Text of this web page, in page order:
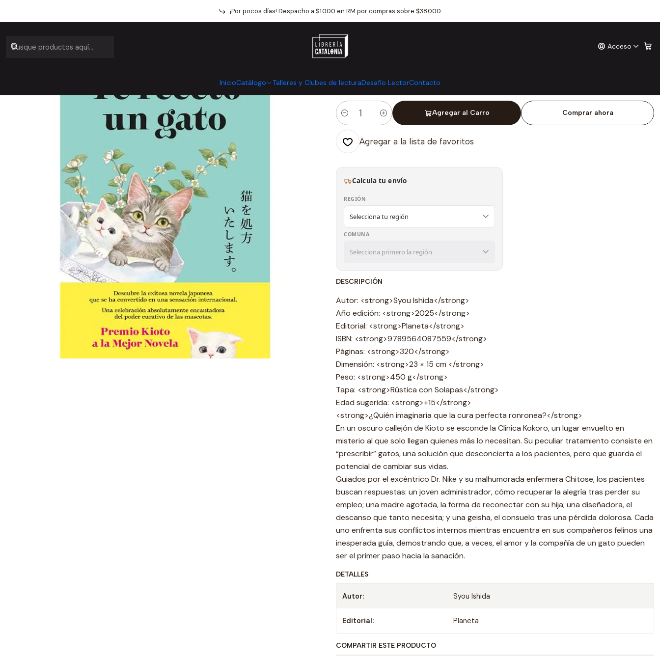
Acceso
InicioCatálogo Talleres y Clubes de lecturaDesafío LectorContacto
¡Por pocos días! Despacho a $1.000 en RM por compras sobre $38.000
Inicio Catálogo Narrativa Literatura Asiatica Te Receto Un Gato
|
Te Receto Un Gato
Mostrar stock de ubicaciones
Cantidad
Agregar al Carro Comprar ahora
Agregar a la lista de favoritos
Calcula tu envío
REGIÓN
COMUNA
DESCRIPCIÓN
Autor: <strong>Syou Ishida</strong>
Año edición: <strong>2025</strong>
Editorial: <strong>Planeta</strong>
ISBN: <strong>9789564087559</strong>
Páginas: <strong>320</strong>
Dimensión: <strong>23 × 15 cm </strong>
Peso: <strong>450 g</strong>
Tapa: <strong>Rústica con Solapas</strong>
Edad sugerida: <strong>+15</strong>
<strong>¿Quién imaginaría que la cura perfecta ronronea?</strong>
En un oscuro callejón de Kioto se esconde la Clínica Kokoro, un lugar envuelto en
misterio al que solo llegan quienes más lo necesitan. Su peculiar tratamiento consiste en
“prescribir” gatos, una solución que desconcierta a los pacientes, pero que guarda el
potencial de cambiar sus vidas.
Guiados por el excéntrico Dr. Nike y su malhumorada enfermera Chitose, los pacientes
buscan respuestas: un joven administrador, cómo recuperar la alegría tras perder su
empleo; una madre agotada, la forma de reconectar con su hija; una diseñadora, el
descanso que tanto necesita; y una geisha, el consuelo tras una pérdida dolorosa. Cada
uno enfrenta sus conflictos internos mientras encuentra en sus compañeros felinos una
inesperada guía, demostrando que, a veces, el amor y la compañía de un gato pueden
ser el primer paso hacia la sanación.
DETALLES
Autor: Syou Ishida
Editorial: Planeta
COMPARTIR ESTE PRODUCTO